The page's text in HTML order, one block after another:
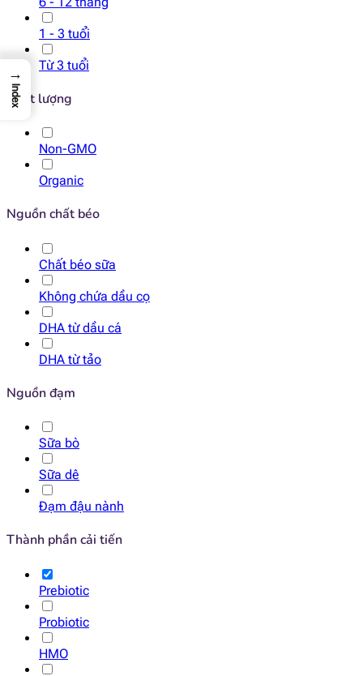
1 - 3 tuổi
Từ 3 tuổi
Chất lượng
Non-GMO
Organic
Nguồn chất béo
Chất béo sữa
Không chứa dầu cọ
DHA từ dầu cá
DHA từ tảo
Nguồn đạm
Sữa bò
Sữa dê
Đạm đậu nành
Thành phần cải tiến
Prebiotic
Probiotic
HMO
→
Index